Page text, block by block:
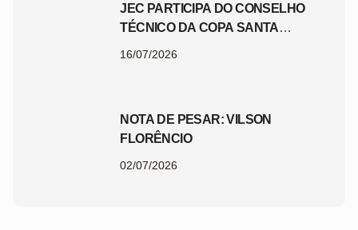
JEC PARTICIPA DO CONSELHO
TÉCNICO DA COPA SANTA
16/07/2026
NOTA DE PESAR: VILSON
FLORÊNCIO
02/07/2026